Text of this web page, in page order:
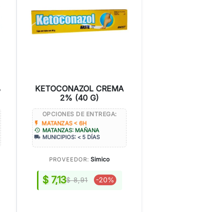
KETOCONAZOL CREMA
2% (40 G)
OPCIONES DE ENTREGA:
flash_on MATANZAS < 6H
history MATANZAS: MAÑANA
local_shipping MUNICIPIOS: < 5 DÍAS
PROVEEDOR: Simico
$ 7,13$ 8,91 -20%